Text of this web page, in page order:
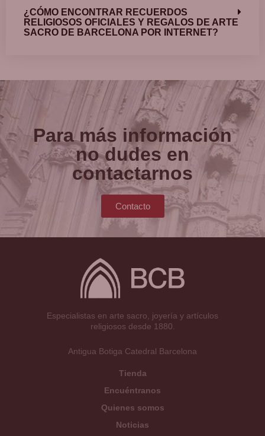
¿CÓMO ENCONTRAR RECUERDOS
RELIGIOSOS OFICIALES Y REGALOS DE ARTE
SACRO DE BARCELONA POR INTERNET?
Para más información
no dudes en
contactarnos
Contacto
Especialistas en arte sacro, joyería y artículos
religiosos desde 1880.
Antigua Botiga Catedral Barcelona
Tienda
Encuéntranos
Quienes somos
Noticias